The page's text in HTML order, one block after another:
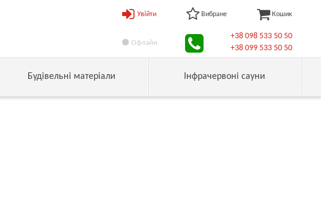
Увійти Вибране Кошик
Офлайн
+38 098 533 50 50
+38 099 533 50 50
Будівельні матеріали Інфрачервоні сауни